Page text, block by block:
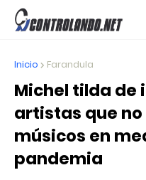
Inicio Farandula
Michel tilda de
artistas que
músicos en
pandemia